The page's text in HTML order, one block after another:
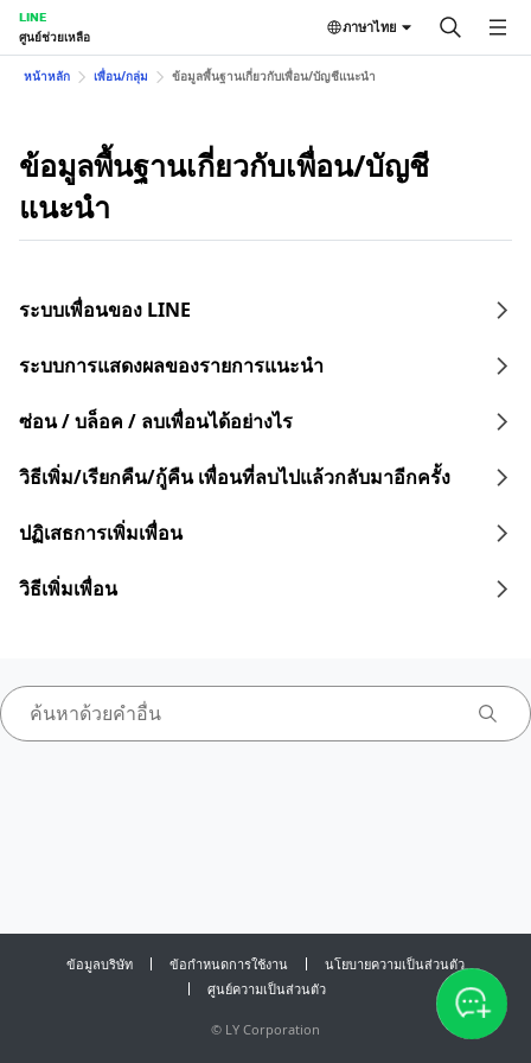
LINE
ศูนย์ช่วยเหลือ
ภาษาไทย
หน้าหลัก เพื่อน/กลุ่ม ข้อมูลพื้นฐานเกี่ยวกับเพื่อน/บัญชีแนะนำ
ข้อมูลพื้นฐานเกี่ยวกับเพื่อน/บัญชี
แนะนำ
ระบบเพื่อนของ LINE
ระบบการแสดงผลของรายการแนะนำ
ซ่อน / บล็อค / ลบเพื่อนได้อย่างไร
วิธีเพิ่ม/เรียกคืน/กู้คืน เพื่อนที่ลบไปแล้วกลับมาอีกครั้ง
ปฏิเสธการเพิ่มเพื่อน
วิธีเพิ่มเพื่อน
ข้อมูลบริษัท ข้อกำหนดการใช้งาน
นโยบายความเป็นส่วนตัว
ศูนย์ความเป็นส่วนตัว
© LY Corporation